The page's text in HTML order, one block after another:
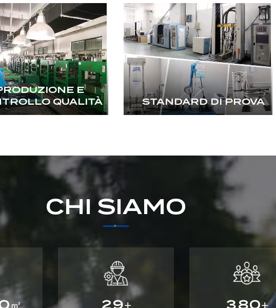
E
QUALITÀ
STANDARD DI PROVA
CHI SIAMO
29 380